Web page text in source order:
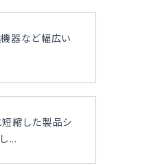
器など幅広い
縮した製品シ
...